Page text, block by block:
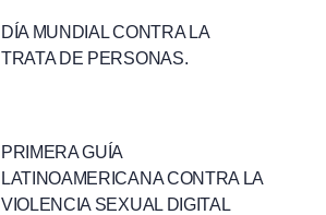
DÍA MUNDIAL CONTRA LA
TRATA DE PERSONAS.
PRIMERA GUÍA
LATINOAMERICANA CONTRA LA
VIOLENCIA SEXUAL DIGITAL